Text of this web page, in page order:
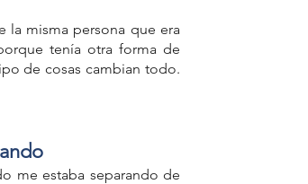
la misma persona que era
tenía otra forma de
de cosas cambian todo.
me estaba separando de